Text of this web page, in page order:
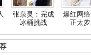
张泉灵：完成
冰桶挑战
爆红网
正太